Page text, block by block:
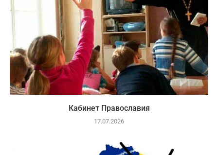
Кабинет Православия
17.07.2026